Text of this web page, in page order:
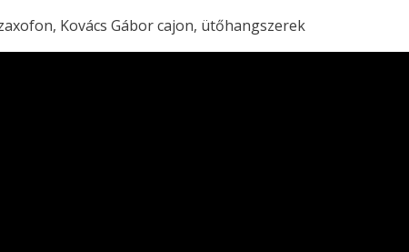
Kovács Gábor cajon, ütőhangszerek